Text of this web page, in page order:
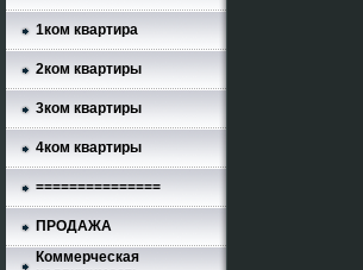
1ком квартира
2ком квартиры
3ком квартиры
4ком квартиры
===============
ПРОДАЖА
Коммерческая